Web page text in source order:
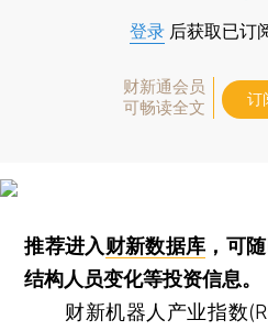
登录 后获取已订
财新通会员
可畅读全文
订
推荐进入财新数据库 ，可
结构人员变化等投资信息。
财新机器人产业指数